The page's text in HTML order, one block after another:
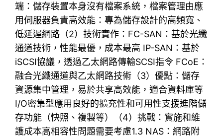
端：儲存裝置本身沒有檔案系統，檔案管理由應
用伺服器負責高效能：專為儲存設計的高頻寬、
低延遲網路（2）技術實作：FC-SAN：基於光纖
通道技術，性能最優，成本最高 IP-SAN：基於
iSCSI協議，透過乙太網路傳輸SCSI指令 FCoE：
融合光纖通道與乙太網路技術（3）優點：儲存
資源集中管理，易於共享高效能，適合資料庫等
I/O密集型應用良好的擴充性和可用性支援進階儲
存功能（快照、複製等）（4）挑戰：實施和維
護成本高相容性問題需要考慮1.3 NAS：網路附